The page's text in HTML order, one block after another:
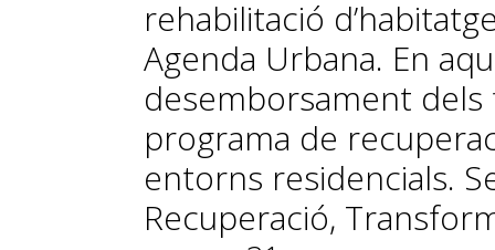
rehabilitació
Agenda Urbana. En
desemborsament dels
programa de
entorns residencials.
Recuperació,